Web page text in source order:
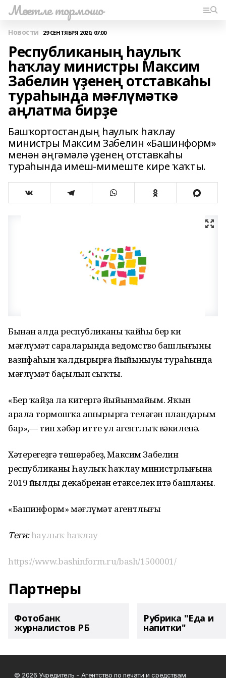
Мәсетле тормошо
Новости 29 СЕНТЯБРЯ 2020, 07:00
Республиканың һаулыҡ
һаҡлау министры Максим
Забелин үҙенең отставкаһы
тураһында мәғлүмәткә
аңлатма бирҙе
Башҡортостандың һаулыҡ һаҡлау
министры Максим Забелин «Башинформ»
менән әңгәмәлә үҙенең отставкаһы
тураһында имеш-мимеште кире ҡаҡты.
Бынан алда республиканың ҡайһы бер киң
мәғлүмәт сараларында ведомство башлығының
вазифаһын ҡалдырырға йыйыныуы тураһында
мәғлүмәт баҫылып сыҡты.
«Бер ҡайҙа ла китергә йыйынмайым. Яҡын
арала тормошҡа ашырырға теләгән пландарым
бар»,— тип хәбәр итте ул агентлыҡ вәкиленә.
Хәтерегеҙгә төшөрәбеҙ, Максим Забелин
республиканың Һаулыҡ һаҡлау министрлығына
2019 йылдың декабренән етәкселек итә башланы.
«Башинформ» мәғлүмәт агентлығы
Теги:һаулыҡ һаҡлау
https://www.bashinform.ru/bash/1500001/
Партнеры
Фотобанк
журналистов РБ
Рубрика "Еда и
напитки"
© 2026 Учредитель - Агентство по печати и средствам